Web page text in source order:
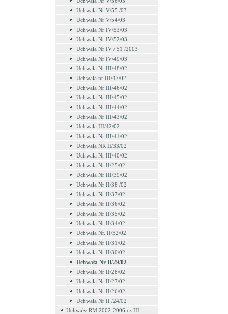
Uchwała Nr V/55 /03
Uchwała Nr V/54/03
Uchwała Nr IV/53/03
Uchwała Nr IV/52/03
Uchwała Nr IV / 51 /2003
Uchwała Nr IV/49/03
Uchwała Nr III/48/02
Uchwała nr III/47/02
Uchwała Nr III/46/02
Uchwała Nr III/45/02
Uchwała Nr III/44/02
Uchwała Nr III/43/02
Uchwała III/42/02
Uchwała Nr III/41/02
Uchwała NR II/33/02
Uchwała Nr III/40/02
Uchwała Nr II/25/02
Uchwała Nr III/39/02
Uchwała Nr II/38 /02
Uchwała Nr II/37/02
Uchwała Nr II/36/02
Uchwała Nr II/35/02
Uchwała Nr II/34/02
Uchwała Nr. II/32/02
Uchwała Nr II/31/02
Uchwała Nr II/30/02
Uchwała Nr II/29/02
Uchwała Nr II/28/02
Uchwała Nr II/27/02
Uchwała Nr II/26/02
Uchwała Nr II /24/02
Uchwały RM 2002-2006 cz III